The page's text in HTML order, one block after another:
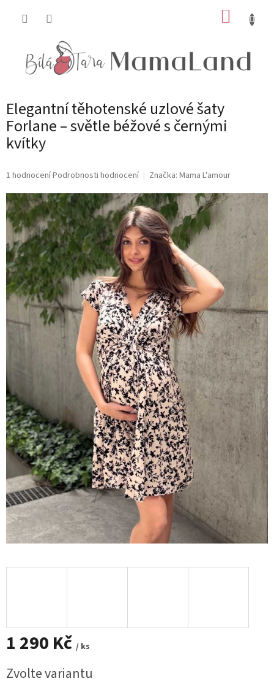
Elegantní těhotenské uzlové šaty
Forlane – světle béžové s černými
kvítky
Průměrné
produktu
je
5,0
5
hvězdiček.
1 hodnoceníPodrobnosti hodnocení Značka: Mama L'amour
1 290 Kč / ks
cena:
Zvolte variantu